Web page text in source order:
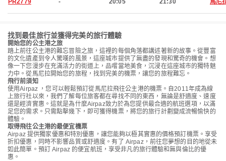
PR2779 - 20:05 21:30 馬尼
找到最佳旅行並獲得完美的旅行體驗
開始您的公主港之旅
踏上前往公主港的難忘冒險之旅，這裡的每個角落都講述著新的故事。從豐富
的文化遺產到令人驚嘆的風景，這座城市提供了無盡的發現和驚奇的機會。想
像一下您漫步在充滿活力的街道上，品嚐當地美食，沉浸在這座城市的獨特魅
力中。從馬尼拉開始您的旅程，找到完美的機票，讓您的旅程難忘。
飛行前須知
使用Airpaz ，您可以輕鬆預訂從馬尼拉飛往公主港的機票。自2011年成為線
上旅行社以來，我們了解每位旅客都在尋找不同的東西，無論是舒適度、速度
還是經濟實惠。這就是為什麼Airpaz致力於為您提供最合適的航班選項，以滿
足您的需求。只需點擊幾下，即可獲得機票，將您的旅行計劃變成流暢愉快的
體驗。
取得飛往公主港的最便宜機票
Airpaz 提供獨家優惠和特別優惠，讓您能夠以極其實惠的價格預訂機票。享受
折扣優惠，同時不影響品質或舒適度。有了 Airpaz，前往您夢想的目的地從未
如此簡單。預訂 Airpaz 的便宜航班，享受非凡的旅行體驗和無與倫比的優
惠。